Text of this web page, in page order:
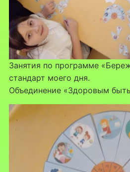
Занятия по программе
стандарт моего дня.
Объединение «Здоровым